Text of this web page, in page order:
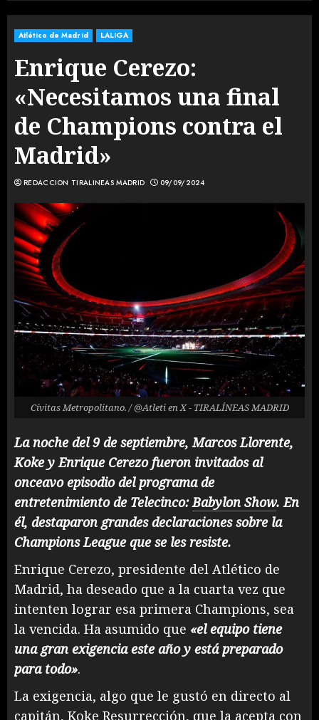
Atlético de Madrid LALIGA
Enrique Cerezo:
«Necesitamos una final
de Champions contra el
Madrid»
REDACCION TIRALINEAS MADRID 09/09/2024
Cívitas Metropolitano. / @Atleti en X - TIRALÍNEAS MADRID
La noche del 9 de septiembre, Marcos Llorente,
Koke y Enrique Cerezo fueron invitados al
onceavo episodio del programa de
entretenimiento de Telecinco:Babylon Show. En
él, destaparon grandes declaraciones sobre la
Champions League que se les resiste.
Enrique Cerezo, presidente del Atlético de
Madrid, ha deseado que a la cuarta vez que
intenten lograr esa primera Champions, sea
la vencida. Ha asumido que «el equipo tiene
una gran exigencia este año y está preparado
para todo».
La exigencia, algo que le gustó en directo al
capitán, Koke Resurrección, que la acepta con